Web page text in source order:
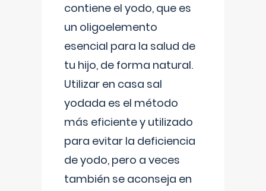
contiene el yodo, que es
un oligoelemento
esencial para la salud de
tu hijo, de forma natural.
Utilizar en casa sal
yodada es el método
más eficiente y utilizado
para evitar la deficiencia
de yodo, pero a veces
también se aconseja en